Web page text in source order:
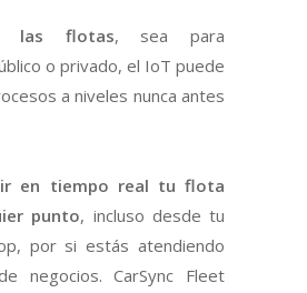
las flotas, sea para
o privado, el IoT puede
a niveles nunca antes
en tiempo real tu flota
punto, incluso desde tu
por si estás atendiendo
negocios. CarSync Fleet